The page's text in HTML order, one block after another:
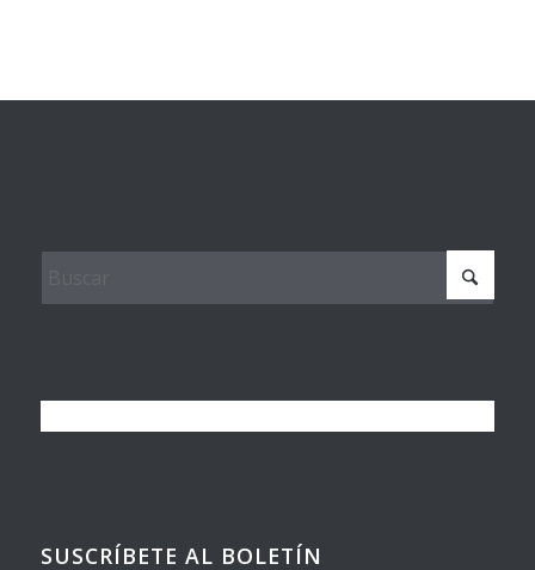
SUSCRÍBETE AL BOLETÍN